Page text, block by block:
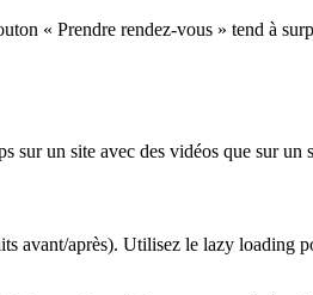
« Prendre rendez-vous » tend à
sur un site avec des vidéos que sur
avant/après). Utilisez le lazy loading